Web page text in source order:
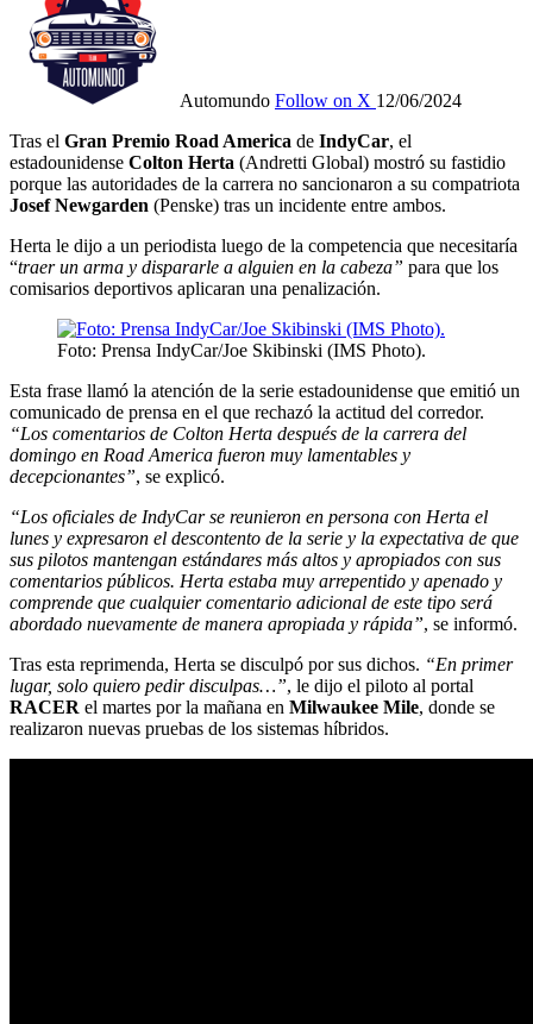
Automundo Follow on X 12/06/2024
Tras el Gran Premio Road America de IndyCar, el
estadounidense Colton Herta (Andretti Global) mostró su fastidio
porque las autoridades de la carrera no sancionaron a su compatriota
Josef Newgarden (Penske) tras un incidente entre ambos.
Herta le dijo a un periodista luego de la competencia que necesitaría
“traer un arma y dispararle a alguien en la cabeza” para que los
comisarios deportivos aplicaran una penalización.
Foto: Prensa IndyCar/Joe Skibinski (IMS Photo).
Esta frase llamó la atención de la serie estadounidense que emitió un
comunicado de prensa en el que rechazó la actitud del corredor.
“Los comentarios de Colton Herta después de la carrera del
domingo en Road America fueron muy lamentables y
decepcionantes”, se explicó.
“Los oficiales de IndyCar se reunieron en persona con Herta el
lunes y expresaron el descontento de la serie y la expectativa de que
sus pilotos mantengan estándares más altos y apropiados con sus
comentarios públicos. Herta estaba muy arrepentido y apenado y
comprende que cualquier comentario adicional de este tipo será
abordado nuevamente de manera apropiada y rápida”, se informó.
Tras esta reprimenda, Herta se disculpó por sus dichos. “En primer
lugar, solo quiero pedir disculpas…”, le dijo el piloto al portal
RACER el martes por la mañana en Milwaukee Mile, donde se
realizaron nuevas pruebas de los sistemas híbridos.